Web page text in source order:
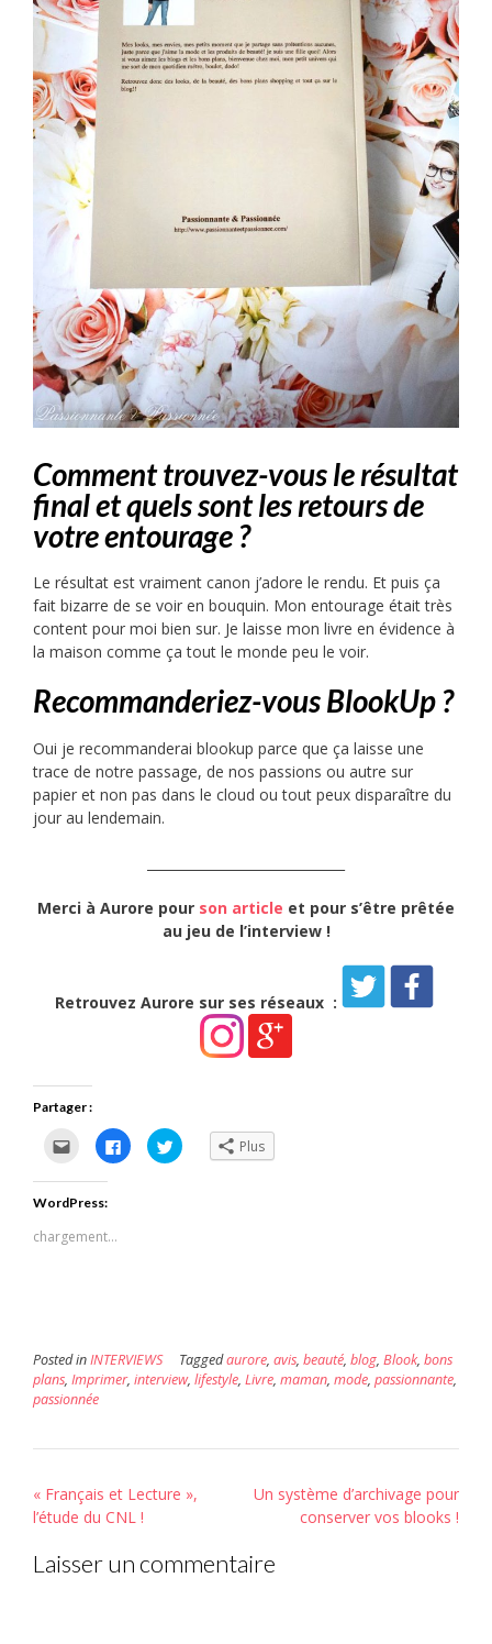
Comment trouvez-vous le résultat
final et quels sont les retours de
votre entourage ?
Le résultat est vraiment canon j’adore le rendu. Et puis ça
fait bizarre de se voir en bouquin. Mon entourage était très
content pour moi bien sur. Je laisse mon livre en évidence à
la maison comme ça tout le monde peu le voir.
Recommanderiez-vous BlookUp ?
Oui je recommanderai blookup parce que ça laisse une
trace de notre passage, de nos passions ou autre sur
papier et non pas dans le cloud ou tout peux disparaître du
jour au lendemain.
Merci à Aurore pour son article et pour s’être prêtée
au jeu de l’interview !
Retrouvez Aurore sur ses réseaux :
Partager :
Cliquez
pour
envoyer
par
e-
mail
un
ami(ouvre
Cliquez
pour
partager
Cliquez
pour Plus
WordPress:
chargement…
Posted inINTERVIEWS Taggedaurore, avis, beauté, blog, Blook, bons
plans, Imprimer, interview, lifestyle, Livre, maman, mode, passionnante,
passionnée
Post
navigation
« Français et Lecture »,
l’étude du CNL !
Un système d’archivage pour
conserver vos blooks !
Laisser un commentaire